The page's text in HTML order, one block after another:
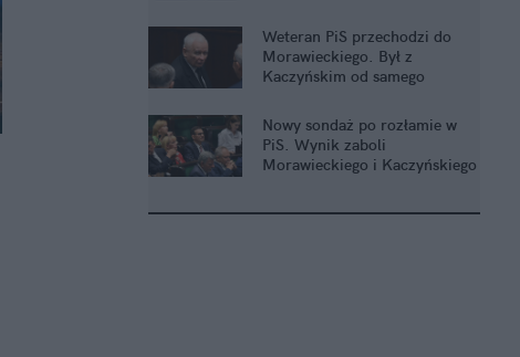
Weteran PiS przechodzi do
Morawieckiego. Był z
Kaczyńskim od samego
Nowy sondaż po rozłamie w
PiS. Wynik zaboli
Morawieckiego i Kaczyńskiego